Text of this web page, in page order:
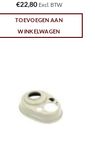
€22,80 Excl. BTW
TOEVOEGEN AAN
WINKELWAGEN